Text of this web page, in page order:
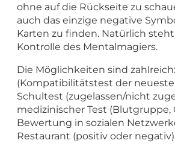
ohne auf die Rückseite zu
auch das einzige negative
Karten zu finden. Natürlich
Kontrolle des Mentalmagiers.
Die Möglichkeiten sind
(Kompatibilitätstest der
Schultest (zugelassen/nicht
medizinischer Test (Blutgruppe,
Bewertung in sozialen
Restaurant (positiv oder